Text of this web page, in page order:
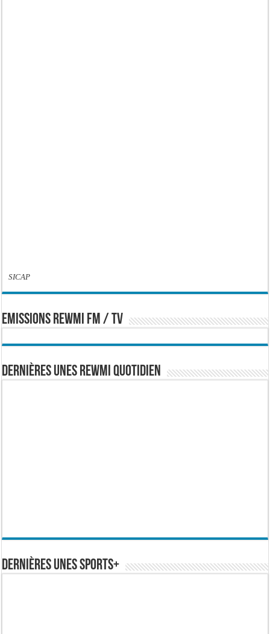
SICAP
EMISSIONS REWMI FM / TV
Dernières Unes Rewmi Quotidien
Dernières Unes Sports+